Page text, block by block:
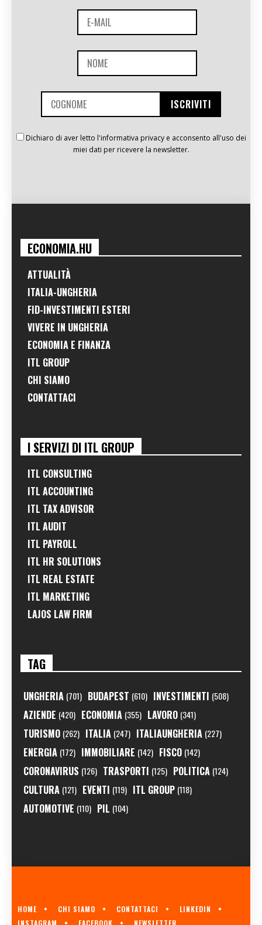
Dichiaro di aver letto l'informativa privacy e acconsento all'uso dei
miei dati per ricevere la newsletter.
ECONOMIA.HU
ATTUALITÀ
ITALIA-UNGHERIA
FID-INVESTIMENTI ESTERI
VIVERE IN UNGHERIA
ECONOMIA E FINANZA
ITL GROUP
CHI SIAMO
CONTATTACI
I SERVIZI DI ITL GROUP
ITL CONSULTING
ITL ACCOUNTING
ITL TAX ADVISOR
ITL AUDIT
ITL PAYROLL
ITL HR SOLUTIONS
ITL REAL ESTATE
ITL MARKETING
LAJOS LAW FIRM
TAG
UNGHERIA (701) BUDAPEST (610) INVESTIMENTI (508)
AZIENDE (420) ECONOMIA (355) LAVORO (341)
TURISMO (262) ITALIA (247) ITALIAUNGHERIA (227)
ENERGIA (172) IMMOBILIARE (142) FISCO (142)
CORONAVIRUS (126) TRASPORTI (125) POLITICA (124)
CULTURA (121) EVENTI (119) ITL GROUP (118)
AUTOMOTIVE (110) PIL (104)
HOME CHI SIAMO CONTATTACI
LINKEDIN